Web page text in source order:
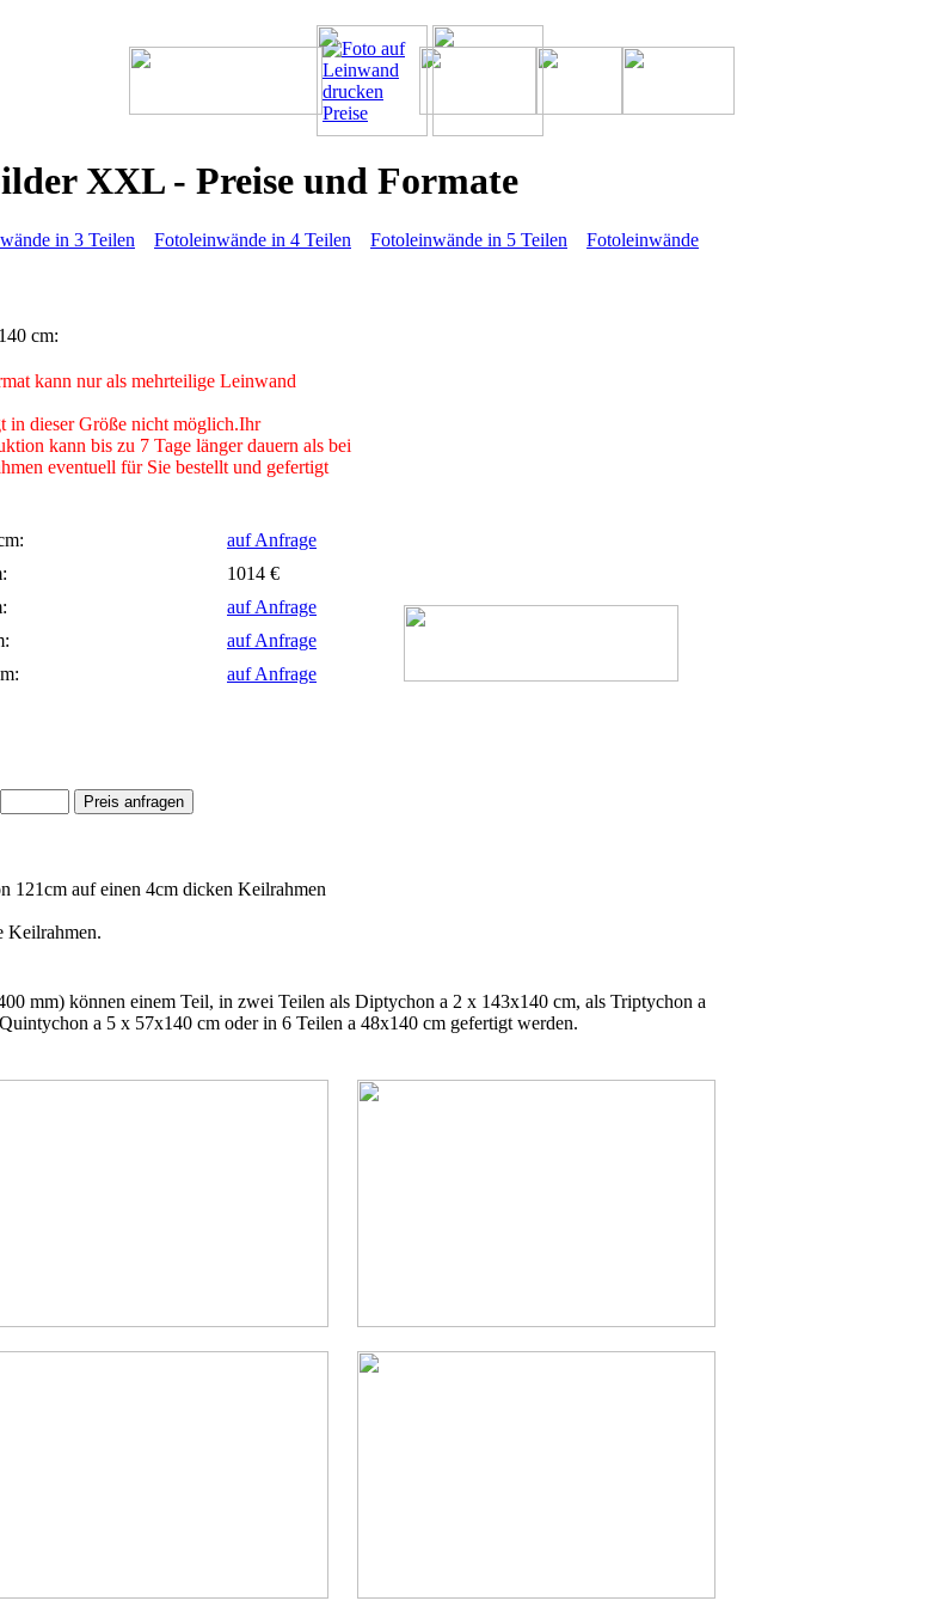
XXL - Preise und Formate
in 3 Teilen Fotoleinwände in 4 Teilen Fotoleinwände in 5 Teilen
Fotoleinwände
cm:
kann nur als mehrteilige Leinwand
in dieser Größe nicht möglich.Ihr
kann bis zu 7 Tage länger dauern als bei
eventuell für Sie bestellt und gefertigt
auf Anfrage
1014 €
auf Anfrage
auf Anfrage
auf Anfrage
121cm auf einen 4cm dicken Keilrahmen
Keilrahmen.
mm) können einem Teil, in zwei Teilen als Diptychon a 2 x 143x140 cm, als Triptychon a
a 5 x 57x140 cm oder in 6 Teilen a 48x140 cm gefertigt werden.